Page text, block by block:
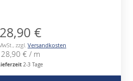
28,90 €
, zzgl. Versandkosten
28,90 € / m
2-3 Tage